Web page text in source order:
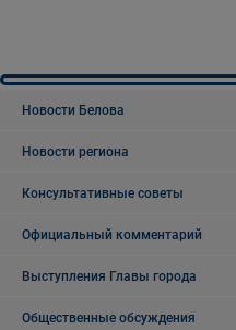
Новости Белова
Новости региона
Консультативные советы
Официальный комментарий
Выступления Главы города
Общественные обсуждения